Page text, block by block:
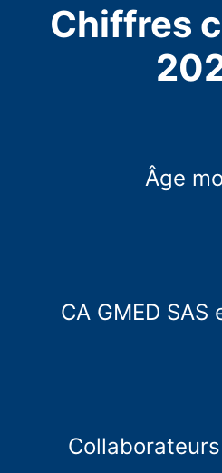
Chiffres
Âge
CA GMED
Collaborateurs